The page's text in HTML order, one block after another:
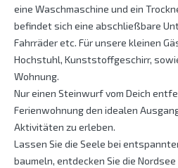
eine Waschmaschine und ein
befindet sich eine abschließbare
Fahrräder etc. Für unsere kleinen
Hochstuhl, Kunststoffgeschirr,
Wohnung.
Nur einen Steinwurf vom Deich
Ferienwohnung den idealen
Aktivitäten zu erleben.
Lassen Sie die Seele bei
baumeln, entdecken Sie die